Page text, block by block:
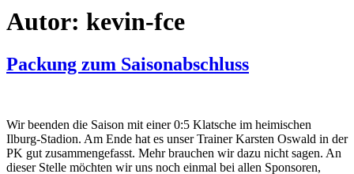
Autor: kevin-fce
Packung zum Saisonabschluss
Wir beenden die Saison mit einer 0:5 Klatsche im heimischen
Ilburg-Stadion. Am Ende hat es unser Trainer Karsten Oswald in der
PK gut zusammengefasst. Mehr brauchen wir dazu nicht sagen. An
dieser Stelle möchten wir uns noch einmal bei allen Sponsoren,